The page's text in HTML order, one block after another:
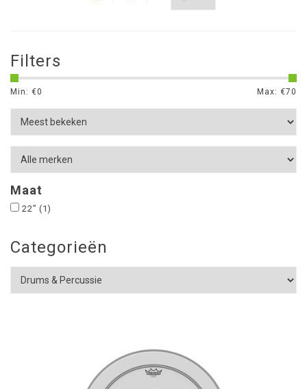
Filters
Min: €0 Max: €70
Maat
22” (1)
Categorieën